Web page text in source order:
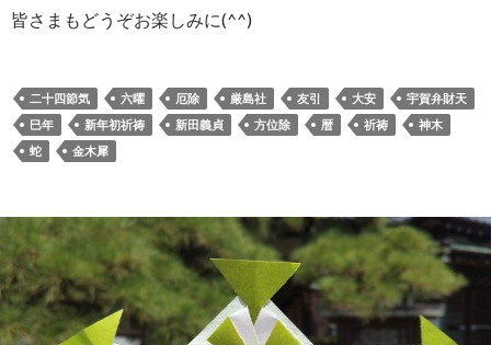
皆さまもどうぞお楽しみに(^^)
二十四節気 六曜 厄除 厳島社 友引 大安
宇賀弁財天
巳年
新年初祈祷 新田義貞 方位除 暦 祈祷
神木
蛇
金木犀